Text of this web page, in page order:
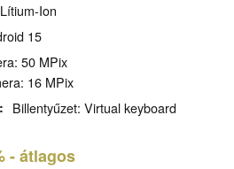
Ion
15
50 MPix
16 MPix
Billentyűzet: Virtual keyboard
- átlagos